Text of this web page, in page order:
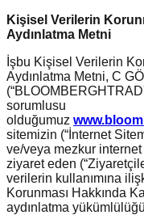
Kişisel Verilerin
Aydınlatma Metni
İşbu Kişisel Verilerin
Aydınlatma Metni, C
sorumlusu
olduğumuz
sitemizin (“İnternet
ve/veya mezkur
ziyaret eden
verilerin kullanımına
Korunması Hakkında
aydınlatma